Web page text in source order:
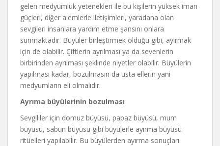
gelen medyumluk yetenekleri ile bu kişilerin yüksek iman
güçleri, diğer alemlerle iletişimleri, yaradana olan
sevgileri insanlara yardım etme şansını onlara
sunmaktadır. Büyüler birleştirmek olduğu gibi, ayırmak
için de olabilir. Çiftlerin ayrılması ya da sevenlerin
birbirinden ayrılması şeklinde niyetler olabilir. Büyülerin
yapılması kadar, bozulmasın da usta ellerin yani
medyumların eli olmalıdır.
Ayrıma büyülerinin bozulması
Sevgililer için domuz büyüsü, papaz büyüsü, mum
büyüsü, sabun büyüsü gibi büyülerle ayırma büyüsü
ritüelleri yapılabilir. Bu büyülerden ayırma sonuçları